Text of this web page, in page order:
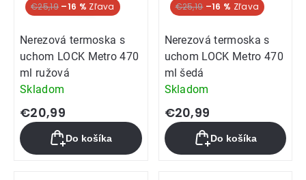
€25,19 –16 %
Nerezová termoska s
uchom LOCK Metro 470
ml ružová
Skladom
€20,99
Do košíka
€25,19 –16 %
Nerezová termoska s
uchom LOCK Metro 470
ml šedá
Skladom
€20,99
Do košíka